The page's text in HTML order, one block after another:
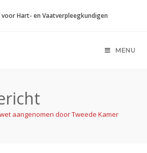
Hart- en Vaatverpleegkundigen
MENU
aangenomen door Tweede Kamer